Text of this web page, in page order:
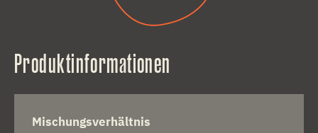
Produktinformationen
Mischungsverhältnis